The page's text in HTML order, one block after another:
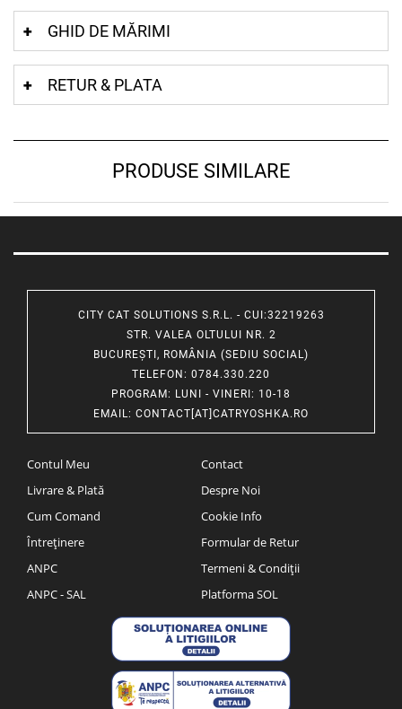
GHID DE MĂRIMI
RETUR & PLATA
PRODUSE SIMILARE
CITY CAT SOLUTIONS S.R.L. - CUI:32219263
STR. VALEA OLTULUI NR. 2
BUCUREȘTI, ROMÂNIA (SEDIU SOCIAL)
TELEFON : 0784.330.220
PROGRAM: LUNI - VINERI: 10-18
EMAIL : CONTACT[AT]CATRYOSHKA.RO
Contul Meu
Livrare & Plată
Cum Comand
Întreținere
ANPC
ANPC - SAL
Contact
Despre Noi
Cookie Info
Formular de Retur
Termeni & Condiții
Platforma SOL